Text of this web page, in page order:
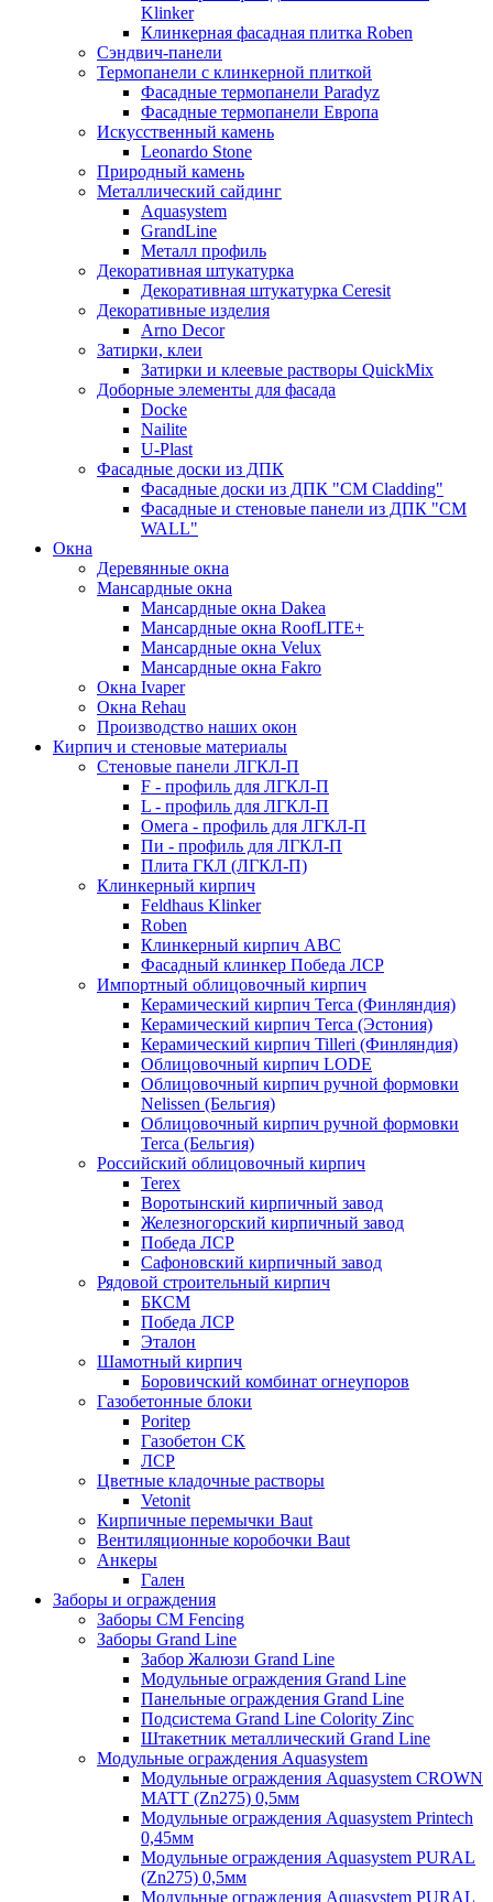
Klinker
Клинкерная фасадная плитка Roben
Сэндвич-панели
Термопанели с клинкерной плиткой
Фасадные термопанели Paradyz
Фасадные термопанели Европа
Искусственный камень
Leonardo Stone
Природный камень
Металлический сайдинг
Aquasystem
GrandLine
Металл профиль
Декоративная штукатурка
Декоративная штукатурка Ceresit
Декоративные изделия
Arno Decor
Затирки, клеи
Затирки и клеевые растворы QuickMix
Доборные элементы для фасада
Docke
Nailite
U-Plast
Фасадные доски из ДПК
Фасадные доски из ДПК "CM Cladding"
Фасадные и стеновые панели из ДПК "CM
WALL"
Окна
Деревянные окна
Мансардные окна
Мансардные окна Dakea
Мансардные окна RoofLITE+
Мансардные окна Velux
Мансардные окна Fakro
Окна Ivaper
Окна Rehau
Производство наших окон
Кирпич и стеновые материалы
Стеновые панели ЛГКЛ-П
F - профиль для ЛГКЛ-П
L - профиль для ЛГКЛ-П
Омега - профиль для ЛГКЛ-П
Пи - профиль для ЛГКЛ-П
Плита ГКЛ (ЛГКЛ-П)
Клинкерный кирпич
Feldhaus Klinker
Roben
Клинкерный кирпич ABC
Фасадный клинкер Победа ЛСР
Импортный облицовочный кирпич
Керамический кирпич Terca (Финляндия)
Керамический кирпич Terca (Эстония)
Керамический кирпич Tilleri (Финляндия)
Облицовочный кирпич LODE
Облицовочный кирпич ручной формовки
Nelissen (Бельгия)
Облицовочный кирпич ручной формовки
Terca (Бельгия)
Российский облицовочный кирпич
Terex
Воротынский кирпичный завод
Железногорский кирпичный завод
Победа ЛСР
Сафоновский кирпичный завод
Рядовой строительный кирпич
БКСМ
Победа ЛСР
Эталон
Шамотный кирпич
Боровичский комбинат огнеупоров
Газобетонные блоки
Poritep
Газобетон СК
ЛСР
Цветные кладочные растворы
Vetonit
Кирпичные перемычки Baut
Вентиляционные коробочки Baut
Анкеры
Гален
Заборы и ограждения
Заборы CM Fencing
Заборы Grand Line
Забор Жалюзи Grand Line
Модульные ограждения Grand Line
Панельные ограждения Grand Line
Подсистема Grand Line Colority Zinc
Штакетник металлический Grand Line
Модульные ограждения Aquasystem
Модульные ограждения Aquasystem CROWN
MATT (Zn275) 0,5мм
Модульные ограждения Aquasystem Printech
0,45мм
Модульные ограждения Aquasystem PURAL
(Zn275) 0,5мм
Модульные ограждения Aquasystem PURAL